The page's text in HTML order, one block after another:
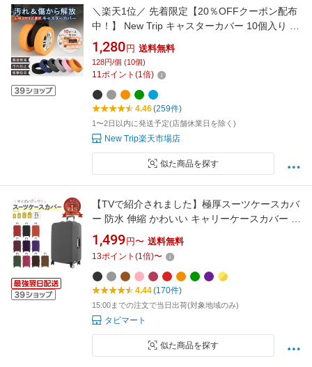
＼楽天1位／ 先着限定【20％OFFクーポン配布
中！】 New Trip キャスターカバー 10個入り ス
ーツケース キャリーケース カバー キャスター
カバー ゴム キャスター カバー キャスタースト
ッパー 静音 傷防止 固定 キャスター台 防音 汚
1,280 円 送料無料
128円/個 (10個)
11ポイント (1倍)
4.46(259件)
1〜2日以内に発送予定(店舗休業日を除く)
New Trip楽天市場店
似た商品を探す
【TVで紹介されました】極厚スーツケースカバ
ー 防水 伸縮 かわいい キャリーケースカバー キ
ャリーバッグ カバー luggage suitcase cover 伸
縮素材 傷防止 汚れ防止 おしゃれ 推しカラー 推
し色 機内持込 耐久性 国内 海外 旅行 出張 修学
旅行 目立 男女兼用 簡単装着
1,499 円〜 送料無料
13ポイント (1倍)〜
4.44(170件)
15:00までの注文で当日出荷(対象地域のみ)
タビマート
似た商品を探す